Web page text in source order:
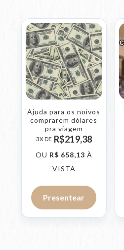
Ajuda para os noivos
comprarem dólares
pra viagem
3X DE R$219,38
OU R$ 658,13 À
VISTA
Presentear